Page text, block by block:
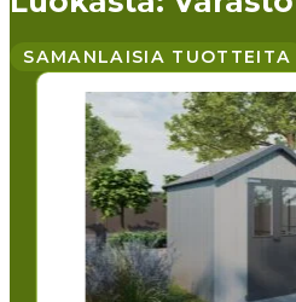
SAMANLAISIA ​​TUOTTEITA